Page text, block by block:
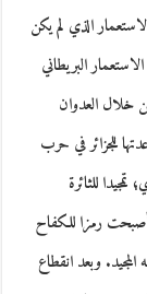
المكتوبة في الشعر الحر الذي أصبح سلاحا نضاليا في مقاومة الاستعمار الذي لم‮ ‬يكن
البريطاني
من خلال العدوان
للجزائر في حرب
للثائرة
تعذيبا وحشيا، فأصبحت رمزا للكفاح
وبعد انقطاع